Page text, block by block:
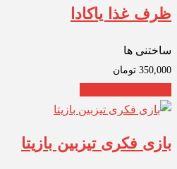
ظرف غذا یاکادا
ساختنی ها
350,000 تومان
بازی فکری تیزبین بازیتا